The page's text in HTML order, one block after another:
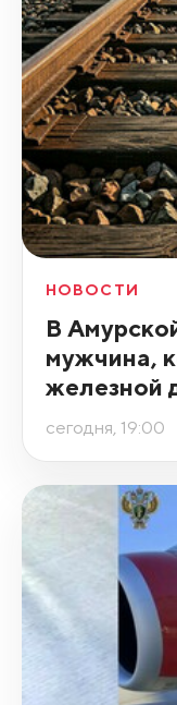
НОВОСТИ
В
мужчина,
железной
сегодня, 19:00